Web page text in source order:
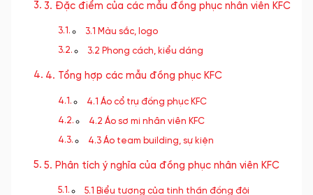
3. Đặc điểm của các mẫu đồng phục nhân viên KFC
3.1 Màu sắc, logo
3.2 Phong cách, kiểu dáng
4. Tổng hợp các mẫu đồng phục KFC
4.1 Áo cổ trụ đồng phục KFC
4.2 Áo sơ mi nhân viên KFC
4.3 Áo team building, sự kiện
5. Phân tích ý nghĩa của đồng phục nhân viên KFC
5.1 Biểu tượng của tinh thần đồng đội